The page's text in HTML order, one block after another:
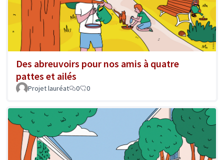
Des abreuvoirs pour nos amis à quatre
pattes et ailés
Projet lauréat 0 0